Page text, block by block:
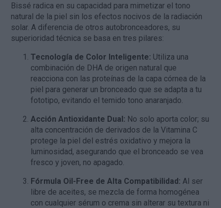
Bissé radica en su capacidad para mimetizar el tono
natural de la piel sin los efectos nocivos de la radiación
solar. A diferencia de otros autobronceadores, su
superioridad técnica se basa en tres pilares:
Tecnología de Color Inteligente: Utiliza una
combinación de DHA de origen natural que
reacciona con las proteínas de la capa córnea de la
piel para generar un bronceado que se adapta a tu
fototipo, evitando el temido tono anaranjado.
Acción Antioxidante Dual: No solo aporta color; su
alta concentración de derivados de la Vitamina C
protege la piel del estrés oxidativo y mejora la
luminosidad, asegurando que el bronceado se vea
fresco y joven, no apagado.
Fórmula Oil-Free de Alta Compatibilidad: Al ser
libre de aceites, se mezcla de forma homogénea
con cualquier sérum o crema sin alterar su textura ni